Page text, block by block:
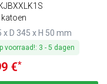
katoen
x D 345 x H 50 mm
voorraad!: 3 -5 dagen
€*